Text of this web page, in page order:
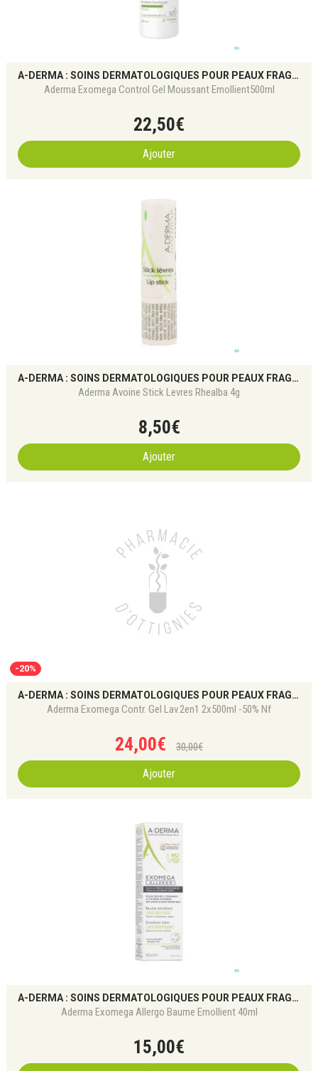
A-DERMA : SOINS DERMATOLOGIQUES POUR PEAUX FRAGILES
Aderma Exomega Control Gel Moussant Emollient500ml
22,50€
Ajouter
A-DERMA : SOINS DERMATOLOGIQUES POUR PEAUX FRAGILES
Aderma Avoine Stick Levres Rhealba 4g
8,50€
Ajouter
-20%
A-DERMA : SOINS DERMATOLOGIQUES POUR PEAUX FRAGILES
Aderma Exomega Contr. Gel Lav.2en1 2x500ml -50% Nf
24,00€ 30,00€
Ajouter
A-DERMA : SOINS DERMATOLOGIQUES POUR PEAUX FRAGILES
Aderma Exomega Allergo Baume Emollient 40ml
15,00€